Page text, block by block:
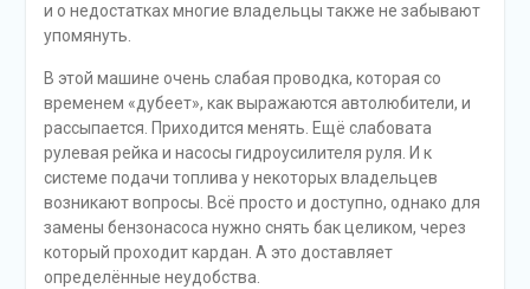
и о недостатках многие владельцы также не забывают
упомянуть.
В этой машине очень слабая проводка, которая со
временем «дубеет», как выражаются автолюбители, и
рассыпается. Приходится менять. Ещё слабовата
рулевая рейка и насосы гидроусилителя руля. И к
системе подачи топлива у некоторых владельцев
возникают вопросы. Всё просто и доступно, однако для
замены бензонасоса нужно снять бак целиком, через
который проходит кардан. А это доставляет
определённые неудобства.